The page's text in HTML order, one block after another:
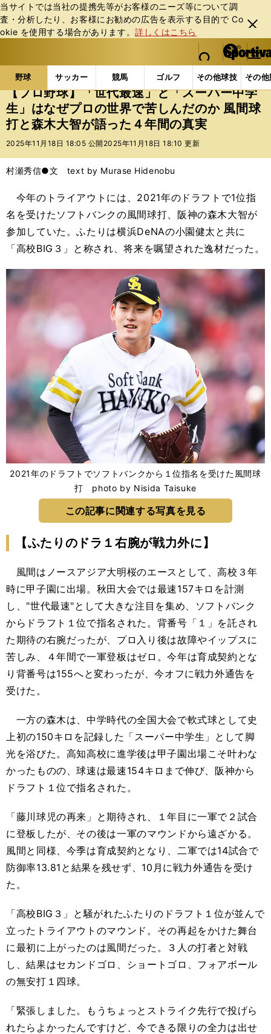
当サイトでは当社の提携先等がお客様のニーズ等について調
査・分析したり、お客様にお勧めの広告を表⽰する⽬的で Co
okie を使⽤する場合があります。詳しくはこちら
閉じ
る
web Sportiva (webスポルティーバ)
検索
マイペ
ー
ジ
メニュ
野球 サッカー 競馬 ゴルフ その他球技 その
b
ス
ポ
ル
テ
ー
バ
野球の記事一覧 高校野球他 【プロ野球】「世代最
【プロ野球】「世代最速」と「スーパー中学
生」はなぜプロの世界で苦しんだのか 風間球
打と森木大智が語った４年間の真実
2025年11月18日 18:05 公開 2025年11月18日 18:10 更新
村瀬秀信●文 text by Murase Hidenobu
今年のトライアウトには、2021年のドラフトで1位指
名を受けたソフトバンクの風間球打、阪神の森木大智が
参加していた。ふたりは横浜DeNAの小園健太と共に
「高校BIG３」と称され、将来を嘱望された逸材だった。
2021年のドラフトでソフトバンクから１位指名を受けた風間球
打 photo by Nisida Taisuke
この記事に関連する写真を見る
【ふたりのドラ１右腕が戦力外に】
風間はノースアジア大明桜のエースとして、高校３年
時に甲子園に出場。秋田大会では最速157キロを計測
し、"世代最速"として大きな注目を集め、ソフトバンク
からドラフト１位で指名された。背番号「１」を託され
た期待の右腕だったが、プロ入り後は故障やイップスに
苦しみ、４年間で一軍登板はゼロ。今年は育成契約とな
り背番号は155へと変わったが、今オフに戦力外通告を
受けた。
一方の森木は、中学時代の全国大会で軟式球として史
上初の150キロを記録した「スーパー中学生」として脚
光を浴びた。高知高校に進学後は甲子園出場こそ叶わな
かったものの、球速は最速154キロまで伸び、阪神から
ドラフト１位で指名された。
「藤川球児の再来」と期待され、１年目に一軍で２試合
に登板したが、その後は一軍のマウンドから遠ざかる。
風間と同様、今季は育成契約となり、二軍では14試合で
防御率13.81と結果を残せず、10月に戦力外通告を受け
た。
「高校BIG３」と騒がれたふたりのドラフト１位が並んで
立ったトライアウトのマウンド。その再起をかけた舞台
に最初に上がったのは風間だった。３人の打者と対戦
し、結果はセカンドゴロ、ショートゴロ、フォアボール
の無安打１四球。
「緊張しました。もうちょっとストライク先行で投げら
れたらよかったんですけど、今できる限りの全力は出せ